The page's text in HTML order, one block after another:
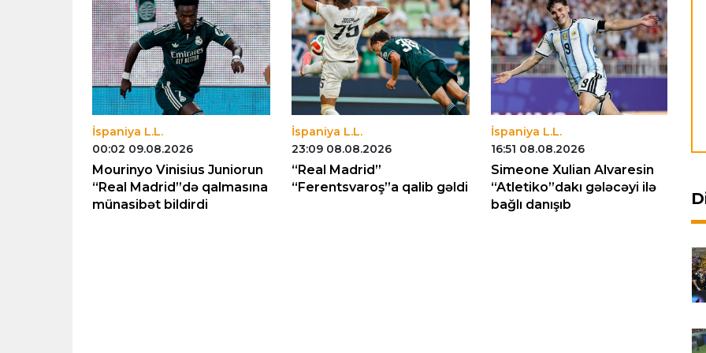
İspaniya L.L.
00:02 09.08.2026
Mourinyo Vinisius Juniorun
“Real Madrid”də qalmasına
münasibət bildirdi
İspaniya L.L.
23:09 08.08.2026
“Real Madrid”
“Ferentsvaroş”a qalib gəldi
İspaniya L.L.
16:51 08.08.2026
Simeone Xulian Alvaresin
“Atletiko”dakı gələcəyi ilə
bağlı danışıb